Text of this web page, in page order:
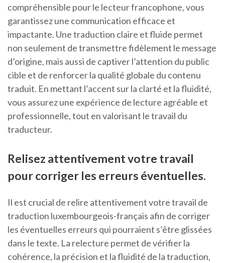
compréhensible pour le lecteur francophone, vous
garantissez une communication efficace et
impactante. Une traduction claire et fluide permet
non seulement de transmettre fidèlement le message
d’origine, mais aussi de captiver l’attention du public
cible et de renforcer la qualité globale du contenu
traduit. En mettant l’accent sur la clarté et la fluidité,
vous assurez une expérience de lecture agréable et
professionnelle, tout en valorisant le travail du
traducteur.
Relisez attentivement votre travail
pour corriger les erreurs éventuelles.
Il est crucial de relire attentivement votre travail de
traduction luxembourgeois-français afin de corriger
les éventuelles erreurs qui pourraient s’être glissées
dans le texte. La relecture permet de vérifier la
cohérence, la précision et la fluidité de la traduction,